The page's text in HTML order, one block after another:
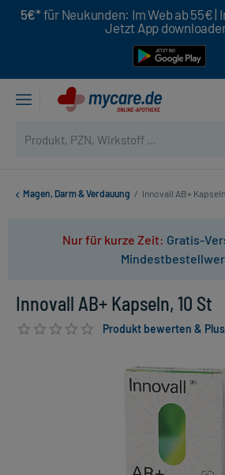
5€* für Neukunden: Im Web ab 55€ |
Jetzt App
Magen, Darm & Verdauung / Innovall AB+ Kapseln
Nur für kurze Zeit: Gratis-
Innovall AB+ Kapseln, 10 St
Produkt bewerten &